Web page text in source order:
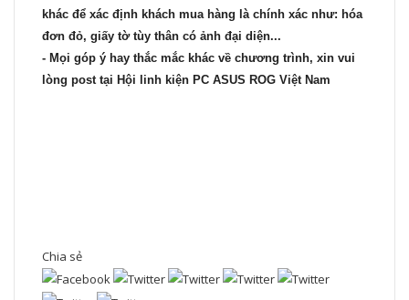
khác để xác định khách mua hàng là chính xác như: hóa
đơn đỏ, giấy tờ tùy thân có ảnh đại diện...
- Mọi góp ý hay thắc mắc khác về chương trình, xin vui
lòng post tại Hội linh kiện PC ASUS ROG Việt Nam
Chia sẻ